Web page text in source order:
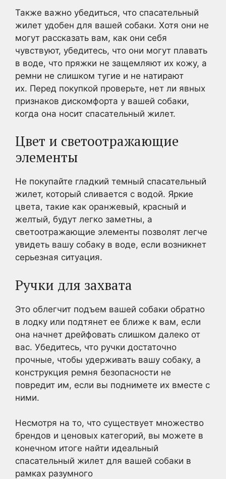
Также важно убедиться, что спасательный
жилет удобен для вашей собаки. Хотя они не
могут рассказать вам, как они себя
чувствуют, убедитесь, что они могут плавать
в воде, что пряжки не защемляют их кожу, а
ремни не слишком тугие и не натирают
их. Перед покупкой проверьте, нет ли явных
признаков дискомфорта у вашей собаки,
когда она носит спасательный жилет.
Цвет и светоотражающие
элементы
Не покупайте гладкий темный спасательный
жилет, который сливается с водой. Яркие
цвета, такие как оранжевый, красный и
желтый, будут легко заметны, а
светоотражающие элементы позволят легче
увидеть вашу собаку в воде, если возникнет
серьезная ситуация.
Ручки для захвата
Это облегчит подъем вашей собаки обратно
в лодку или подтянет ее ближе к вам, если
она начнет дрейфовать слишком далеко от
вас. Убедитесь, что ручки достаточно
прочные, чтобы удерживать вашу собаку, а
конструкция ремня безопасности не
повредит им, если вы поднимете их вместе с
ними.
Несмотря на то, что существует множество
брендов и ценовых категорий, вы можете в
конечном итоге найти идеальный
спасательный жилет для вашей собаки в
рамках разумного